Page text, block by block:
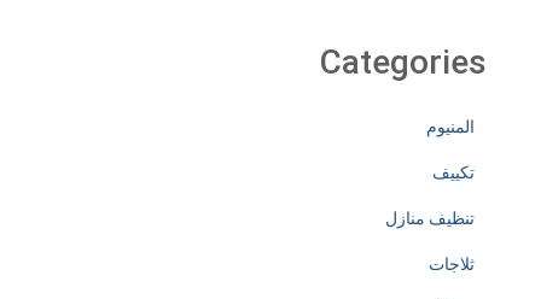
Categories
المنيوم
تكييف
تنظيف منازل
ثلاجات